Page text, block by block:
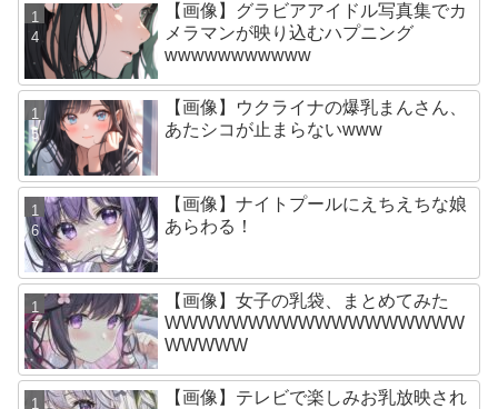
【画像】グラビアアイドル写真集でカ
メラマンが映り込むハプニング
wwwwwwwwwww
【画像】ウクライナの爆乳まんさん、
あたシコが止まらないwww
【画像】ナイトプールにえちえちな娘
あらわる！
【画像】女子の乳袋、まとめてみた
WWWWWWWWWWWWWWWWWW
WWWWW
【画像】テレビで楽しみお乳放映され